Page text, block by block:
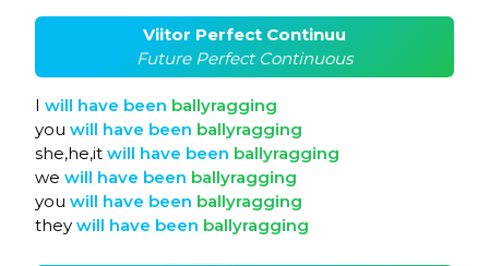
Viitor Perfect Continuu
Future Perfect Continuous
I will have been ballyragging
you will have been ballyragging
she,he,it will have been ballyragging
we will have been ballyragging
you will have been ballyragging
they will have been ballyragging